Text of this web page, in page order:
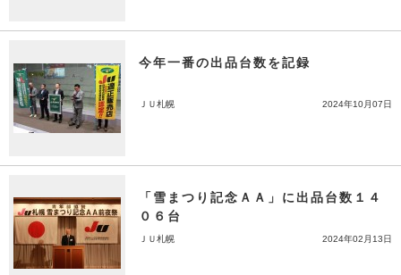
今年一番の出品台数を記録
ＪＵ札幌 2024年10月07日
「雪まつり記念ＡＡ」に出品台数１４
０６台
ＪＵ札幌 2024年02月13日